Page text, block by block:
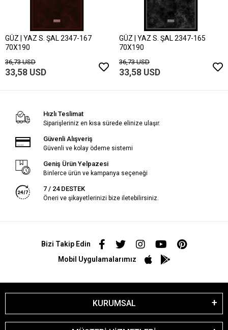
GÜZ | YAZ S. ŞAL 2347-167
70X190
36,73 USD
33,58 USD
GÜZ | YAZ S. ŞAL 2347-165
70X190
36,73 USD
33,58 USD
Hızlı Teslimat
Siparişleriniz en kısa sürede elinize ulaşır.
Güvenli Alışveriş
Güvenli ve kolay ödeme sistemi
Geniş Ürün Yelpazesi
Binlerce ürün ve kampanya seçeneği
7 / 24 DESTEK
Öneri ve şikayetlerinizi bize iletebilirsiniz.
Bizi Takip Edin
Mobil Uygulamalarımız
KURUMSAL